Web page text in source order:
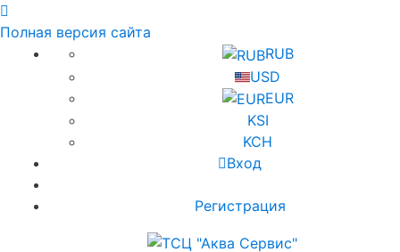
Полная версия сайта
RUB
USD
EUR
KSI
KCH
Вход
Регистрация